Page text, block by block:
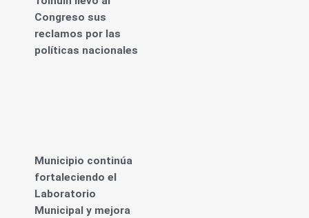
Congreso sus
reclamos por las
políticas nacionales
Municipio continúa
fortaleciendo el
Laboratorio
Municipal y mejora